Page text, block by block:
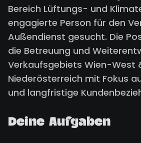
Bereich Lüftungs- und
engagierte Person für den
Außendienst gesucht. Die
die Betreuung und
Verkaufsgebiets Wien-West
Niederösterreich mit Fokus
und langfristige
Deine Aufgaben